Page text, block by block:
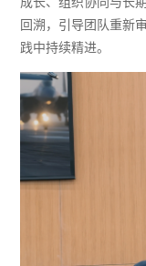
回溯，引导团队重新
践中持续精进。